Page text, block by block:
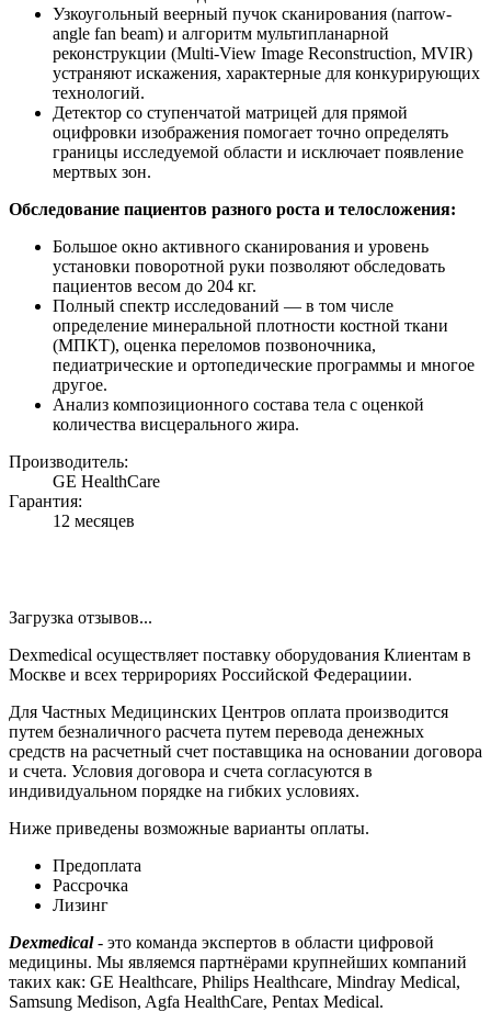
Узкоугольный веерный пучок сканирования (narrow-
angle fan beam) и алгоритм мультипланарной
реконструкции (Multi-View Image Reconstruction, MVIR)
устраняют искажения, характерные для конкурирующих
технологий.
Детектор со ступенчатой матрицей для прямой
оцифровки изображения помогает точно определять
границы исследуемой области и исключает появление
мертвых зон.
Обследование пациентов разного роста и телосложения:
Большое окно активного сканирования и уровень
установки поворотной руки позволяют обследовать
пациентов весом до 204 кг.
Полный спектр исследований — в том числе
определение минеральной плотности костной ткани
(МПКТ), оценка переломов позвоночника,
педиатрические и ортопедические программы и многое
другое.
Анализ композиционного состава тела с оценкой
количества висцерального жира.
Производитель:
GE HealthCare
Гарантия:
12 месяцев
Загрузка отзывов...
Dexmedical осуществляет поставку оборудования Клиентам в
Москве и всех террирориях Российской Федерациии.
Для Частных Медицинских Центров оплата производится
путем безналичного расчета путем перевода денежных
средств на расчетный счет поставщика на основании договора
и счета. Условия договора и счета согласуются в
индивидуальном порядке на гибких условиях.
Ниже приведены возможные варианты оплаты.
Предоплата
Рассрочка
Лизинг
Dexmedical- это команда экспертов в области цифровой
медицины. Мы являемся партнёрами крупнейших компаний
таких как: GE Healthcare, Philips Healthcare, Mindray Medical,
Samsung Medison, Agfa HealthCare, Pentax Medical.